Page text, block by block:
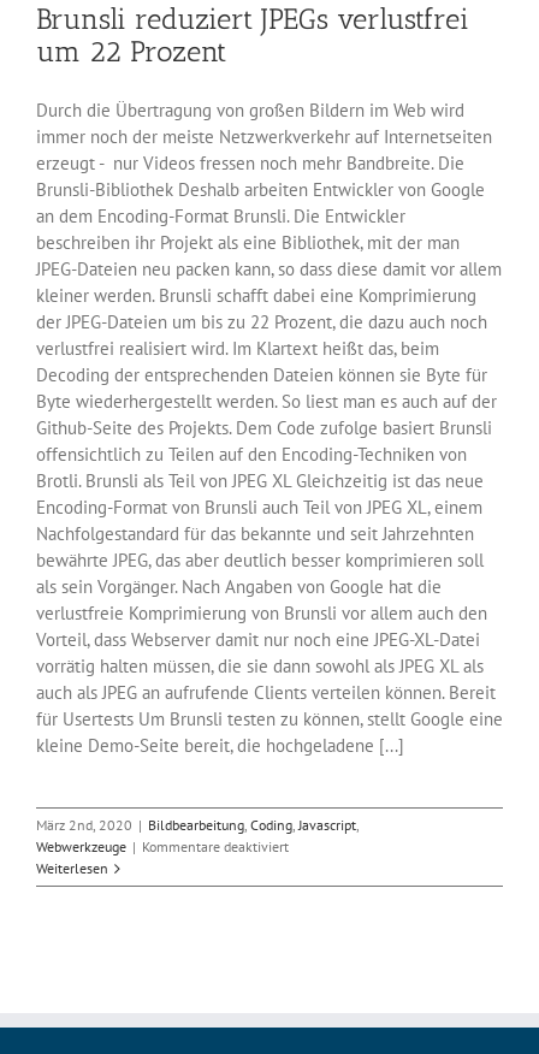
Brunsli reduziert JPEGs verlustfrei
um 22 Prozent
Durch die Übertragung von großen Bildern im Web wird
immer noch der meiste Netzwerkverkehr auf Internetseiten
erzeugt - nur Videos fressen noch mehr Bandbreite. Die
Brunsli-Bibliothek Deshalb arbeiten Entwickler von Google
an dem Encoding-Format Brunsli. Die Entwickler
beschreiben ihr Projekt als eine Bibliothek, mit der man
JPEG-Dateien neu packen kann, so dass diese damit vor allem
kleiner werden. Brunsli schafft dabei eine Komprimierung
der JPEG-Dateien um bis zu 22 Prozent, die dazu auch noch
verlustfrei realisiert wird. Im Klartext heißt das, beim
Decoding der entsprechenden Dateien können sie Byte für
Byte wiederhergestellt werden. So liest man es auch auf der
Github-Seite des Projekts. Dem Code zufolge basiert Brunsli
offensichtlich zu Teilen auf den Encoding-Techniken von
Brotli. Brunsli als Teil von JPEG XL Gleichzeitig ist das neue
Encoding-Format von Brunsli auch Teil von JPEG XL, einem
Nachfolgestandard für das bekannte und seit Jahrzehnten
bewährte JPEG, das aber deutlich besser komprimieren soll
als sein Vorgänger. Nach Angaben von Google hat die
verlustfreie Komprimierung von Brunsli vor allem auch den
Vorteil, dass Webserver damit nur noch eine JPEG-XL-Datei
vorrätig halten müssen, die sie dann sowohl als JPEG XL als
auch als JPEG an aufrufende Clients verteilen können. Bereit
für Usertests Um Brunsli testen zu können, stellt Google eine
kleine Demo-Seite bereit, die hochgeladene [...]
März 2nd, 2020 | Bildbearbeitung, Coding,Javascript,
Webwerkzeuge | Kommentare deaktiviertfür
reduziert
Weiterlesen